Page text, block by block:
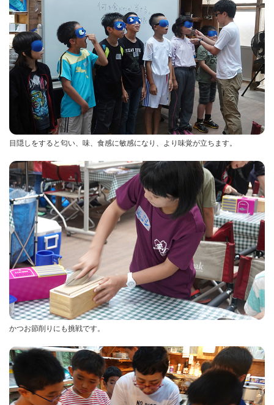
目隠しをすると匂い、味、食感に敏感になり、より味覚が立ちます。
かつお節削りにも挑戦です。